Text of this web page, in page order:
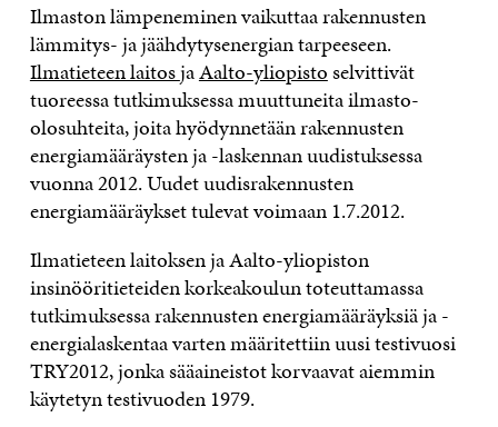
Ilmaston lämpeneminen vaikuttaa rakennusten
lämmitys- ja jäähdytysenergian tarpeeseen.
Ilmatieteen laitosjaAalto-yliopistoselvittivät
tuoreessa tutkimuksessa muuttuneita ilmasto-
olosuhteita, joita hyödynnetään rakennusten
energiamääräysten ja -laskennan uudistuksessa
vuonna 2012. Uudet uudisrakennusten
energiamääräykset tulevat voimaan 1.7.2012.
Ilmatieteen laitoksen ja Aalto-yliopiston
insinööritieteiden korkeakoulun toteuttamassa
tutkimuksessa rakennusten energiamääräyksiä ja -
energialaskentaa varten määritettiin uusi testivuosi
TRY2012, jonka sääaineistot korvaavat aiemmin
käytetyn testivuoden 1979.